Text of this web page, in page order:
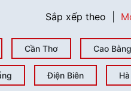
Sắp xếp theo
Cần Thơ Cao Bằng
Điện Biên